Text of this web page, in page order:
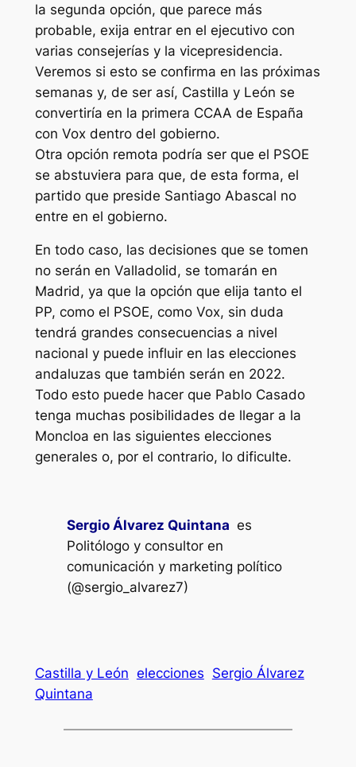
la segunda opción, que parece más
probable, exija entrar en el ejecutivo con
varias consejerías y la vicepresidencia.
Veremos si esto se confirma en las próximas
semanas y, de ser así, Castilla y León se
convertiría en la primera CCAA de España
con Vox dentro del gobierno.
Otra opción remota podría ser que el PSOE
se abstuviera para que, de esta forma, el
partido que preside Santiago Abascal no
entre en el gobierno.
En todo caso, las decisiones que se tomen
no serán en Valladolid, se tomarán en
Madrid, ya que la opción que elija tanto el
PP, como el PSOE, como Vox, sin duda
tendrá grandes consecuencias a nivel
nacional y puede influir en las elecciones
andaluzas que también serán en 2022.
Todo esto puede hacer que Pablo Casado
tenga muchas posibilidades de llegar a la
Moncloa en las siguientes elecciones
generales o, por el contrario, lo dificulte.
Sergio Álvarez Quintana es
Politólogo y consultor en
comunicación y marketing político
(@sergio_alvarez7)
Castilla y León elecciones Sergio Álvarez
Quintana